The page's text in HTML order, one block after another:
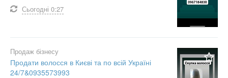
Сьогодні 0:27
Продаж бізнесу
Продати волосся в Києві та по всій Україні
24/7&0935573993